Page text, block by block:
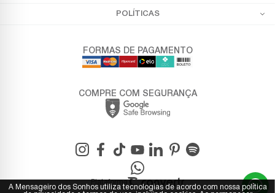
POLÍTICAS
FORMAS DE PAGAMENTO
COMPRE COM SEGURANÇA
Plataforma
A Mensageiro dos Sonhos utiliza tecnologias de acordo com nossa política